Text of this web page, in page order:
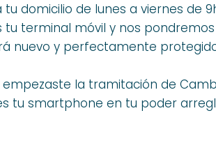
domicilio de lunes a viernes de
tu terminal móvil y nos
nuevo y perfectamente
la tramitación de
tu smartphone en tu poder